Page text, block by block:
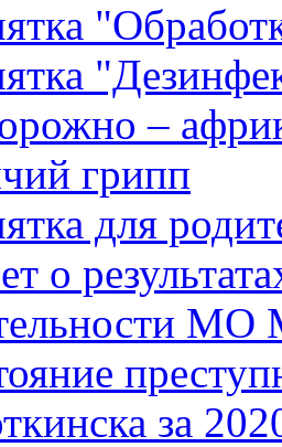
–
грипп
для
о
МО
за